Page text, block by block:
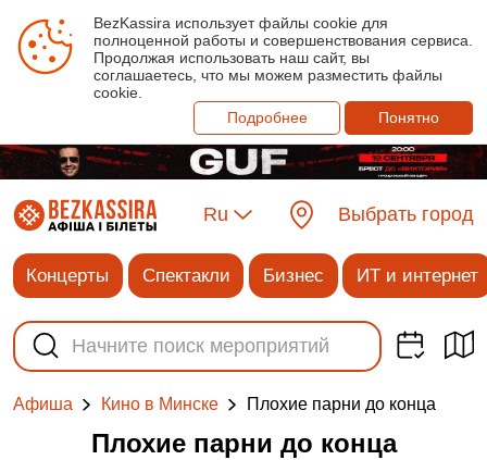
BezKassira использует файлы cookie для
полноценной работы и совершенствования сервиса.
Продолжая использовать наш сайт, вы
соглашаетесь, что мы можем разместить файлы
cookie.
Подробнее
Понятно
Ru Выбрать город
Концерты Спектакли Бизнес ИТ и интернет
Афиша Кино в Минске Плохие парни до конца
Плохие парни до конца